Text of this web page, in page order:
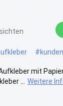
#
mit
...
Weitere